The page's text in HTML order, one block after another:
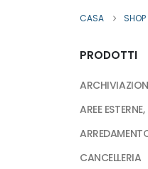
CASA SHOP
PRODOTTI
AREE
CANCELLERIA